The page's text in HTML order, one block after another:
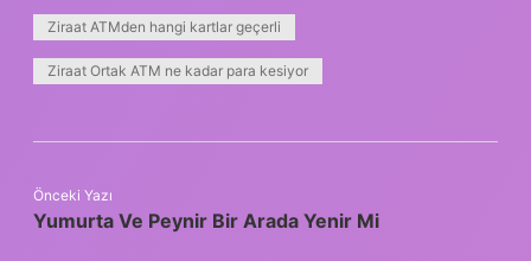
Ziraat ATMden hangi kartlar geçerli
Ziraat Ortak ATM ne kadar para kesiyor
Önceki Yazı
Yumurta Ve Peynir Bir Arada Yenir Mi